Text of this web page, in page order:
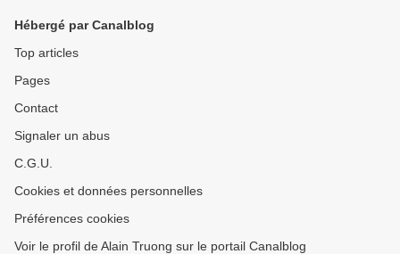
Hébergé par Canalblog
Top articles
Pages
Contact
Signaler un abus
C.G.U.
Cookies et données personnelles
Préférences cookies
Voir le profil de Alain Truong sur le portail Canalblog